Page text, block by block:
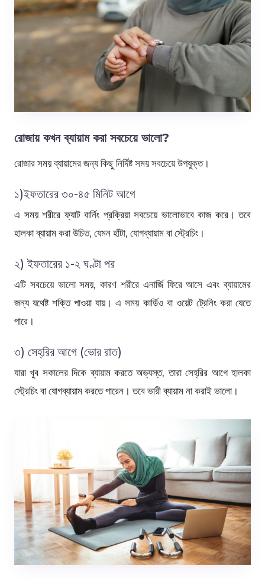
রোজায় কখন ব্যায়াম করা সবচেয়ে ভালো?
রোজার সময় ব্যায়ামের জন্য কিছু নির্দিষ্ট সময় সবচেয়ে উপযুক্ত।
১)ইফতারের ৩০-৪৫ মিনিট আগে
এ সময় শরীরে ফ্যাট বার্নিং প্রক্রিয়া সবচেয়ে ভালোভাবে কাজ করে। তবে
হালকা ব্যায়াম করা উচিত, যেমন হাঁটা, যোগব্যায়াম বা স্ট্রেচিং।
২) ইফতারের ১-২ ঘণ্টা পর
এটি সবচেয়ে ভালো সময়, কারণ শরীরে এনার্জি ফিরে আসে এবং ব্যায়ামের
জন্য যথেষ্ট শক্তি পাওয়া যায়। এ সময় কার্ডিও বা ওয়েট ট্রেনিং করা যেতে
পারে।
৩) সেহ্‌রির আগে (ভোর রাত)
যারা খুব সকালের দিকে ব্যায়াম করতে অভ্যস্ত, তারা সেহ্‌রির আগে হালকা
স্ট্রেচিং বা যোগব্যায়াম করতে পারেন। তবে ভারী ব্যায়াম না করাই ভালো।